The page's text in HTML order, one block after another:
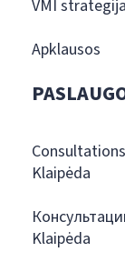
VMI strategija
Apklausos
Klaipėda
Klaipėda